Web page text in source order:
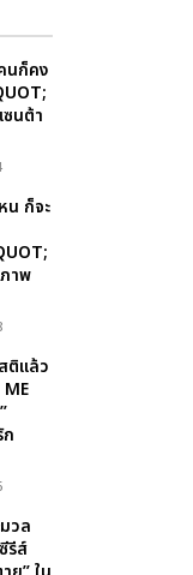
นก็คง
นต้า
น ก็จะ
าพ
ติแล้ว
วล
รีส์